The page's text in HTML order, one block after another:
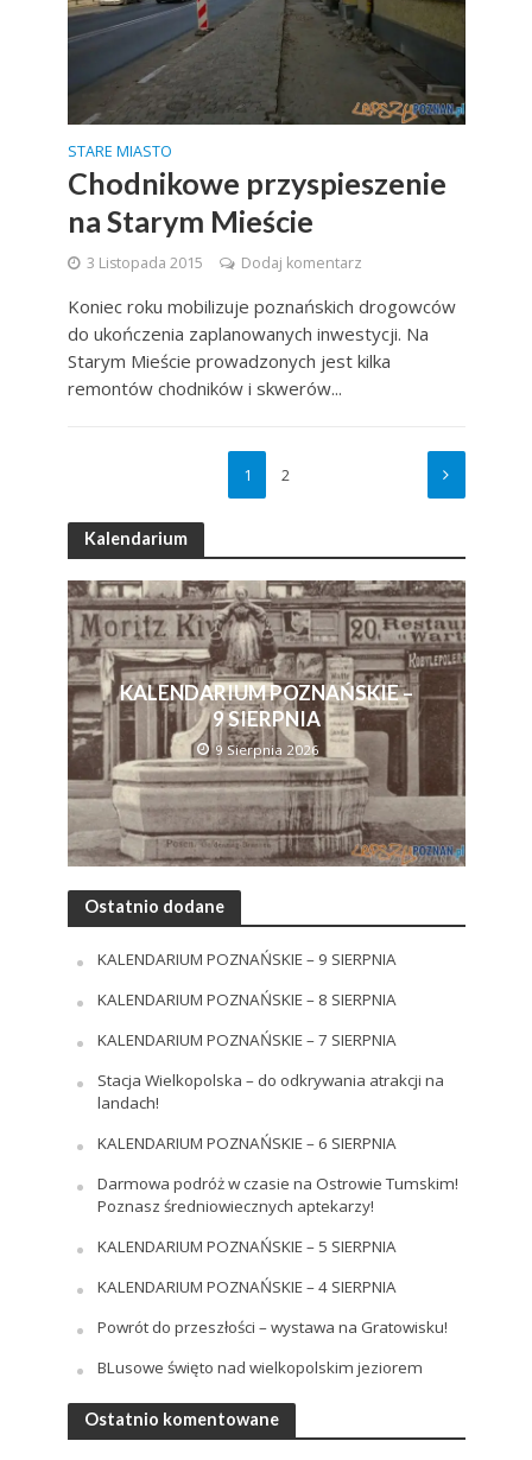
STARE MIASTO
Chodnikowe przyspieszenie
na Starym Mieście
3 Listopada 2015 Dodaj komentarz
Koniec roku mobilizuje poznańskich drogowców
do ukończenia zaplanowanych inwestycji. Na
Starym Mieście prowadzonych jest kilka
remontów chodników i skwerów...
1 2
Kalendarium
KALENDARIUM POZNAŃSKIE –
9 SIERPNIA
9 Sierpnia 2026
Ostatnio dodane
KALENDARIUM POZNAŃSKIE – 9 SIERPNIA
KALENDARIUM POZNAŃSKIE – 8 SIERPNIA
KALENDARIUM POZNAŃSKIE – 7 SIERPNIA
Stacja Wielkopolska – do odkrywania atrakcji na
landach!
KALENDARIUM POZNAŃSKIE – 6 SIERPNIA
Darmowa podróż w czasie na Ostrowie Tumskim!
Poznasz średniowiecznych aptekarzy!
KALENDARIUM POZNAŃSKIE – 5 SIERPNIA
KALENDARIUM POZNAŃSKIE – 4 SIERPNIA
Powrót do przeszłości – wystawa na Gratowisku!
BLusowe święto nad wielkopolskim jeziorem
Ostatnio komentowane